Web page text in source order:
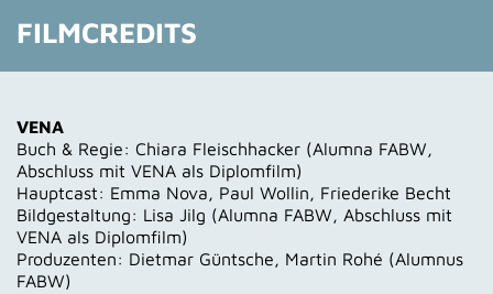
FILMCREDITS
VENA
Buch & Regie: Chiara Fleischhacker (Alumna FABW,
Abschluss mit VENA als Diplomfilm)
Hauptcast: Emma Nova, Paul Wollin, Friederike Becht
Bildgestaltung: Lisa Jilg (Alumna FABW, Abschluss mit
VENA als Diplomfilm)
Produzenten: Dietmar Güntsche, Martin Rohé (Alumnus
FABW)